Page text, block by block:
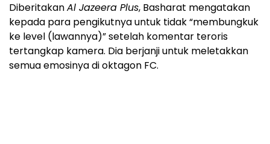
DiberitakanAl Jazeera Plus, Basharat mengatakan
kepada para pengikutnya untuk tidak “membungkuk
ke level (lawannya)” setelah komentar teroris
tertangkap kamera. Dia berjanji untuk meletakkan
semua emosinya di oktagon FC.